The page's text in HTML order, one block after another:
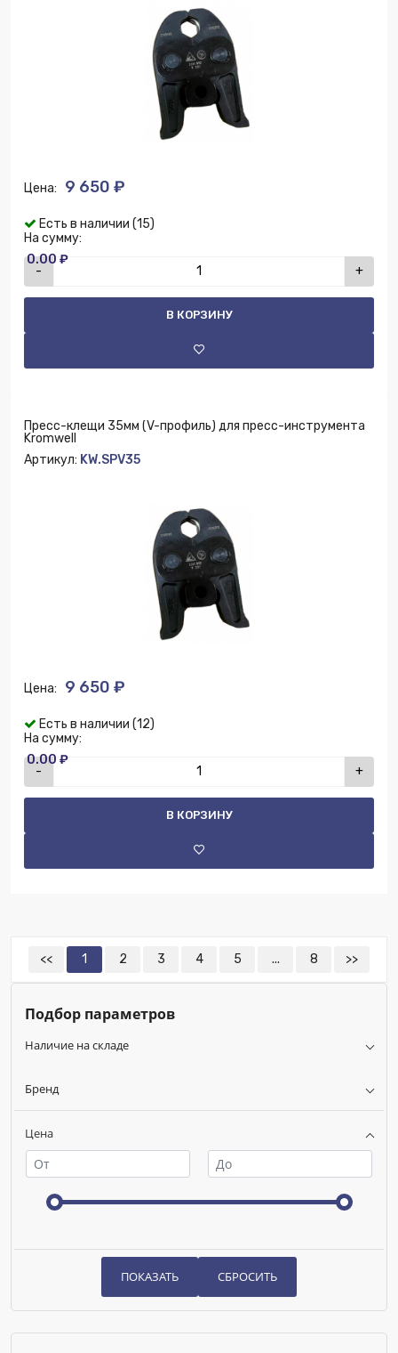
Подбор параметров
Цена
Бренд
Наличие на складе
Цена: 9 650 ₽
Есть в наличии (15)
На сумму:
0.00 ₽
- +
В КОРЗИНУ
Пресс-клещи 35мм (V-профиль) для пресс-инструмента
Kromwell
Артикул: KW.SPV35
Цена: 9 650 ₽
Есть в наличии (12)
На сумму:
0.00 ₽
- +
В КОРЗИНУ
<< 1 2 3 4 5 ... 8 >>